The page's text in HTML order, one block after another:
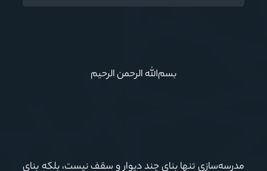
بسم‌الله الرحمن الرحیم
مدرسه‌سازی تنها بنای چند دیوار و سقف نیست، بلکه بنای